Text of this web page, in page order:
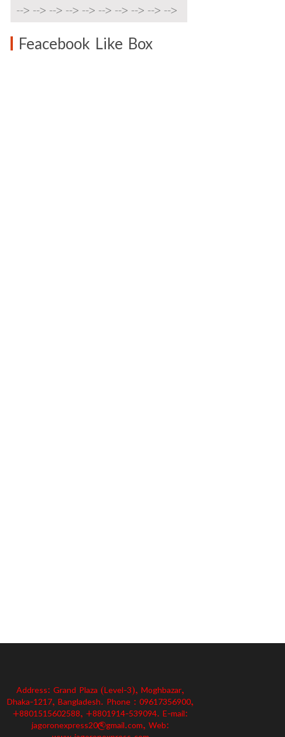
--> --> --> --> --> --> --> --> --> -->
Feacebook Like Box
Address: Grand Plaza (Level-3), Moghbazar,
Dhaka-1217, Bangladesh. Phone : 09617356900,
+8801515602588, +8801914-539094. E-mail:
jagoronexpress20@gmail.com, Web: